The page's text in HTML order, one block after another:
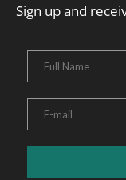
Sign up and